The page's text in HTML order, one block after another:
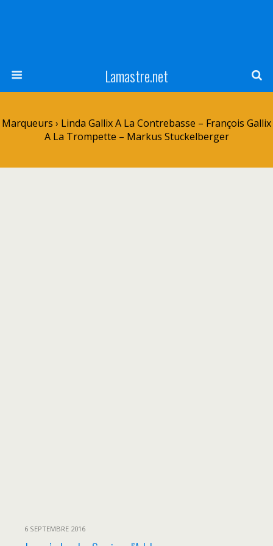
Lamastre.net
Marqueurs › Linda Gallix A La Contrebasse – François Gallix
A La Trompette – Markus Stuckelberger
6 SEPTEMBRE 2016